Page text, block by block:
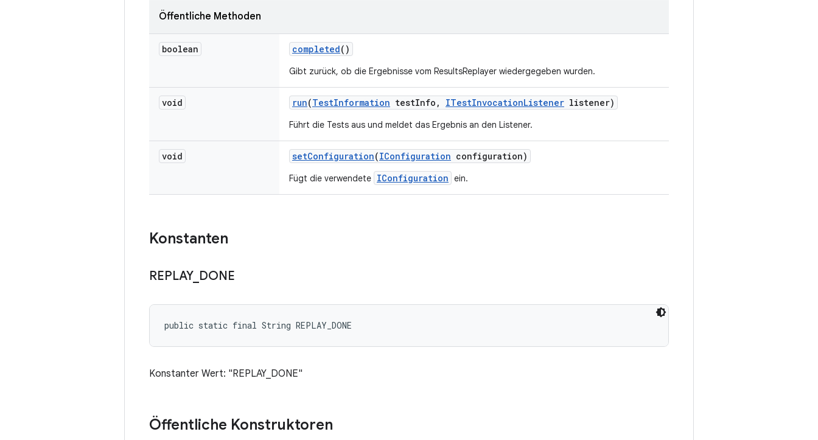
Öffentliche Methoden
boolean completed()
Gibt zurück, ob die Ergebnisse vom ResultsReplayer wiedergegeben wurden.
void run(TestInformation testInfo , ITestInvocationListener listener)
Führt die Tests aus und meldet das Ergebnis an den Listener.
void setConfiguration(IConfiguration configuration)
Fügt die verwendete IConfiguration ein.
Konstanten
REPLAY_ DONE
public static final String REPLAY_DONE
Konstanter Wert: "REPLAY_DONE"
Öffentliche Konstruktoren